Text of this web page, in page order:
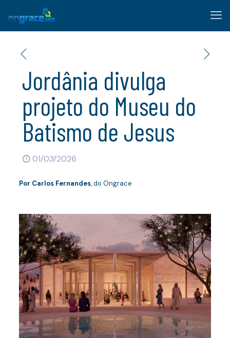
Jordânia divulga
projeto do Museu do
Batismo de Jesus
01/03/2026
Por Carlos Fernandes, do Ongrace